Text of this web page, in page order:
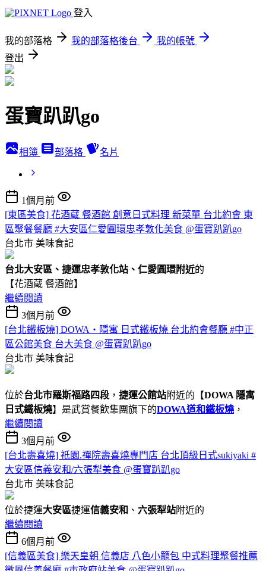
登入
我的部落格 我的部落格後台
我的帳號
登出
蛋寶趴趴go
相簿 部落格 名片
1個月前
[東區美食] 花酒蔵 餐酒館 創意日式料理 新菜單 台北約會 東
區聚餐餐廳 #大安區仁愛圓環忠孝敦化美食 @蛋寶趴趴go
台北市 美味食記
台北大安區、捷運忠孝敦化站、仁愛圓環附近的
【花酒蔵 餐酒館】
繼續閱讀
3個月前
[台北鐵板燒] DOWA・隱寓 日式鐵板燒 台北約會餐廳 #中正
區公館美食 台大美食 @蛋寶趴趴go
台北市 美味食記
位於台北市羅斯福路四段 ， 捷運公館站附近的【DOWA 隱寓
日式鐵板燒】是武賞餐飲集團旗下的DOWA道和鐵板燒 ，
繼續閱讀
3個月前
[台北壽喜燒] 祇園.禪院壽喜燒專門店 台北頂級日式sukiyaki #
大安區信義安和/六張犁美食 @蛋寶趴趴go
台北市 美味食記
位於捷運大安區捷運信義安和 、 六張犁站附近的
繼續閱讀
6個月前
[信義區美食] 樂天皇朝 信義店 八色小籠包 中式料理聚餐推薦